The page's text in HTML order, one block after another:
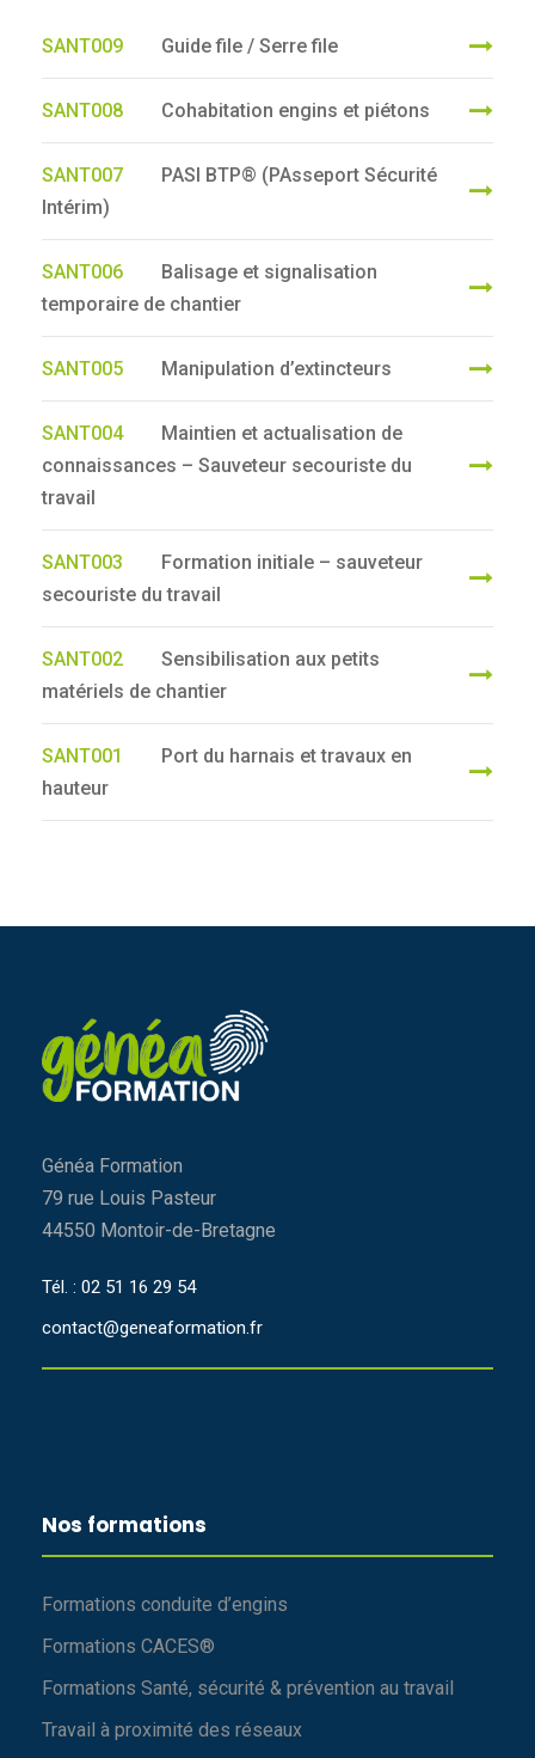
SANT009 Guide file / Serre file
SANT008 Cohabitation engins et piétons
SANT007
PASI BTP® (PAsseport Sécurité
Intérim)
SANT006
Balisage et signalisation
temporaire de chantier
SANT005 Manipulation d’extincteurs
SANT004
Maintien et actualisation de
connaissances – Sauveteur secouriste du
travail
SANT003
Formation initiale – sauveteur
secouriste du travail
SANT002
Sensibilisation aux petits
matériels de chantier
SANT001
Port du harnais et travaux en
hauteur
Généa Formation
79 rue Louis Pasteur
44550 Montoir-de-Bretagne
Tél. : 02 51 16 29 54
contact@geneaformation.fr
Nos formations
Formations conduite d’engins
Formations CACES®
Formations Santé, sécurité & prévention au travail
Travail à proximité des réseaux